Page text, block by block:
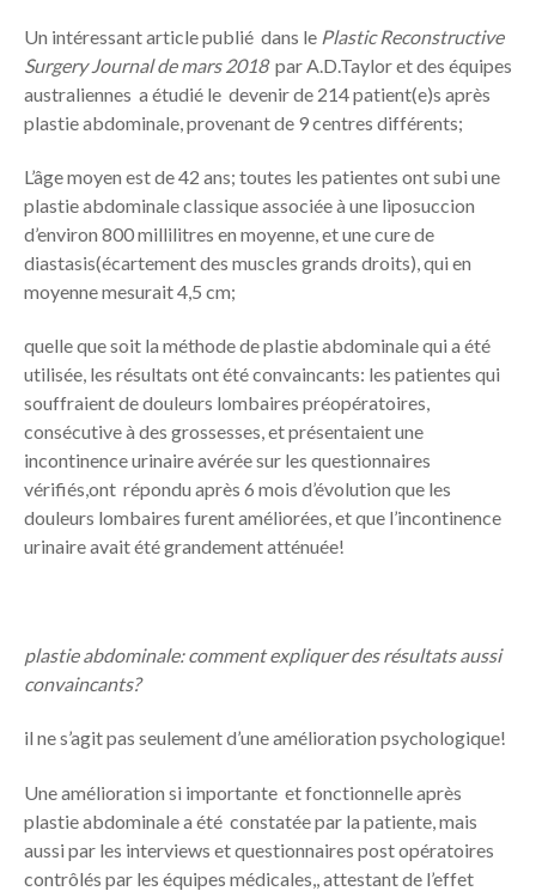
Un intéressant article publié dans le Plastic Reconstructive
Surgery Journal de mars 2018 par A.D.Taylor et des équipes
australiennes a étudié le devenir de 214 patient(e)s après
plastie abdominale, provenant de 9 centres différents;
L’âge moyen est de 42 ans; toutes les patientes ont subi une
plastie abdominale classique associée à une liposuccion
d’environ 800 millilitres en moyenne, et une cure de
diastasis(écartement des muscles grands droits), qui en
moyenne mesurait 4,5 cm;
quelle que soit la méthode de plastie abdominale qui a été
utilisée, les résultats ont été convaincants: les patientes qui
souffraient de douleurs lombaires préopératoires,
consécutive à des grossesses, et présentaient une
incontinence urinaire avérée sur les questionnaires
vérifiés,ont répondu après 6 mois d’évolution que les
douleurs lombaires furent améliorées, et que l’incontinence
urinaire avait été grandement atténuée!
plastie abdominale: comment expliquer des résultats aussi
convaincants?
il ne s’agit pas seulement d’une amélioration psychologique!
Une amélioration si importante et fonctionnelle après
plastie abdominale a été constatée par la patiente, mais
aussi par les interviews et questionnaires post opératoires
contrôlés par les équipes médicales,, attestant de l’effet